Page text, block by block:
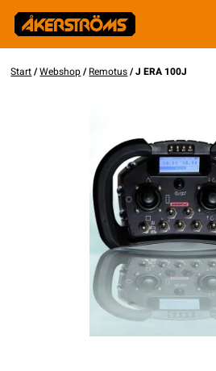
Start/Webshop/Remotus/ J ERA 100J